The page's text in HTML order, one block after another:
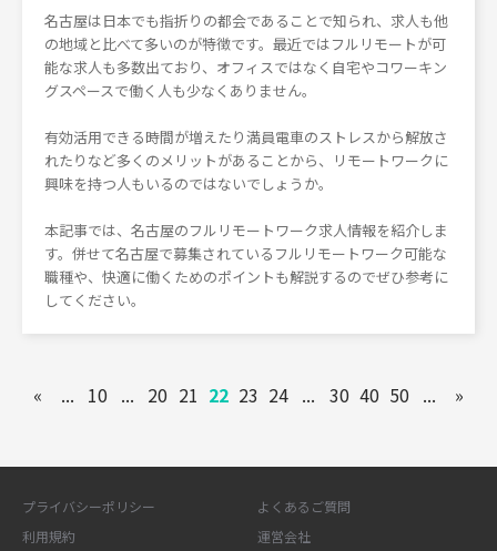
名古屋は日本でも指折りの都会であることで知られ、求人も他
の地域と比べて多いのが特徴です。最近ではフルリモートが可
能な求人も多数出ており、オフィスではなく自宅やコワーキン
グスペースで働く人も少なくありません。
有効活用できる時間が増えたり満員電車のストレスから解放さ
れたりなど多くのメリットがあることから、リモートワークに
興味を持つ人もいるのではないでしょうか。
本記事では、名古屋のフルリモートワーク求人情報を紹介しま
す。併せて名古屋で募集されているフルリモートワーク可能な
職種や、快適に働くためのポイントも解説するのでぜひ参考に
してください。
« ... 10 ... 20 21 22 23 24 ... 30 40 50 ... »
プライバシーポリシー
よくあるご質問
利用規約
運営会社